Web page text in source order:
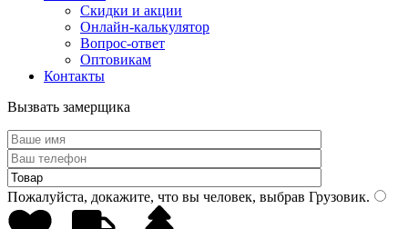
Скидки и акции
Онлайн-калькулятор
Вопрос-ответ
Оптовикам
Контакты
Вызвать замерщика
Пожалуйста, докажите, что вы человек, выбрав Грузовик.